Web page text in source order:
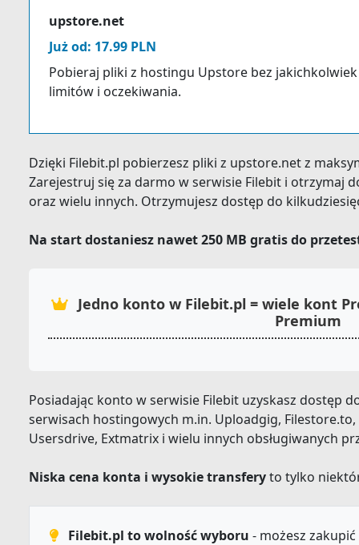
upstore.net
Już od: 17.99 PLN
Pobieraj pliki z hostingu Upstore bez jakichkolwiek
limitów i oczekiwania.
Dzięki Filebit.pl pobierzesz pliki z upstore.net z
Zarejestruj się za darmo w serwisie Filebit i otrzymaj
oraz wielu innych. Otrzymujesz dostęp do
Na start dostaniesz nawet 250 MB gratis do
Jedno konto w Filebit.pl = wiele kont
Premium
Posiadając konto w serwisie Filebit uzyskasz dostęp
serwisach hostingowych m.in. Uploadgig,
Usersdrive, Extmatrix i wielu innych obsługiwanych
Niska cena konta i wysokie transferyto tylko
Filebit.pl to wolność wyboru - możesz